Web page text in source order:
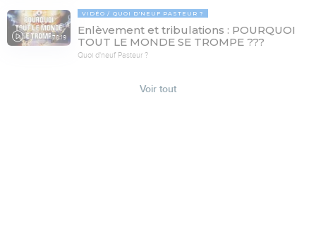
78:19
VIDÉO QUOI D'NEUF PASTEUR ?
Enlèvement et tribulations : POURQUOI
TOUT LE MONDE SE TROMPE ???
Quoi d'neuf Pasteur ?
Voir tout